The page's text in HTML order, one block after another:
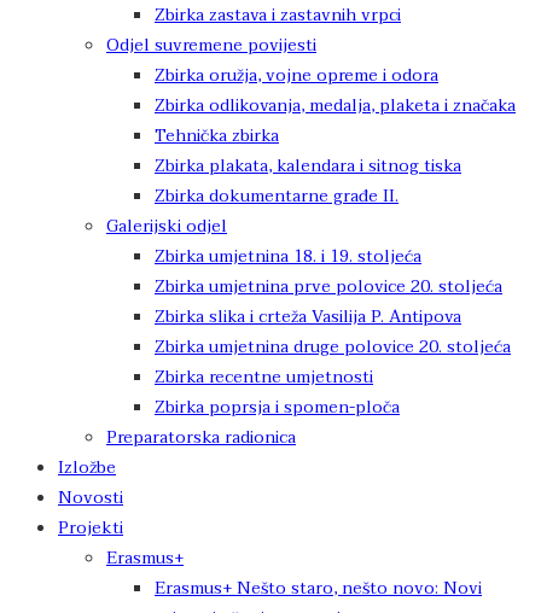
Zbirka zastava i zastavnih vrpci
Odjel suvremene povijesti
Zbirka oružja, vojne opreme i odora
Zbirka odlikovanja, medalja, plaketa i značaka
Tehnička zbirka
Zbirka plakata, kalendara i sitnog tiska
Zbirka dokumentarne građe II.
Galerijski odjel
Zbirka umjetnina 18. i 19. stoljeća
Zbirka umjetnina prve polovice 20. stoljeća
Zbirka slika i crteža Vasilija P. Antipova
Zbirka umjetnina druge polovice 20. stoljeća
Zbirka recentne umjetnosti
Zbirka poprsja i spomen-ploča
Preparatorska radionica
Izložbe
Novosti
Projekti
Erasmus+
Erasmus+ Nešto staro, nešto novo: Novi